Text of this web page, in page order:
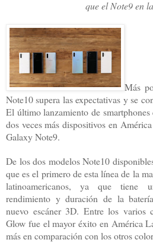
que el Note9 en
Más
Note10 supera las expectativas y se
El último lanzamiento de
dos veces más dispositivos en
Galaxy Note9.
De los dos modelos Note10
que es el primero de esta línea de la
latinoamericanos, ya que tiene
rendimiento y duración de la
nuevo escáner 3D. Entre los varios
Glow fue el mayor éxito en América
más en comparación con los otros